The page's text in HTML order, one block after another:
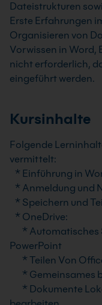
Dateistrukturen
Erste Erfahrungen
Organisieren von
Vorwissen in Word,
nicht erforderlich,
eingeführt werden.
Kursinhalte
Folgende
vermittelt:
* Einführung in
* Anmeldung und
* Speichern und
* OneDrive:
* Automatisches
PowerPoint
* Teilen Von
* Gemeinsames
* Dokumente